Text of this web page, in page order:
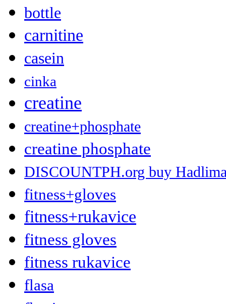
bottle
carnitine
casein
cinka
creatine
creatine+phosphate
creatine phosphate
DISCOUNTPH.org buy
fitness+gloves
fitness+rukavice
fitness gloves
fitness rukavice
flasa